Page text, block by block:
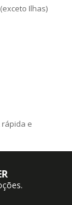
Ilhas)
rápida e